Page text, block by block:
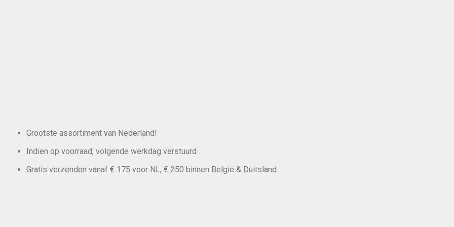
Grootste assortiment van Nederland!
Indien op voorraad, volgende werkdag verstuurd
Gratis verzenden vanaf € 175 voor NL, € 250 binnen Belgie & Duitsland